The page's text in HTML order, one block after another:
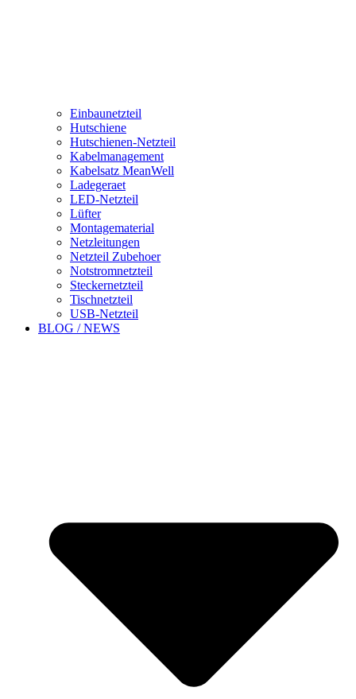
Einbaunetzteil
Hutschiene
Hutschienen-Netzteil
Kabelmanagement
Kabelsatz MeanWell
Ladegeraet
LED-Netzteil
Lüfter
Montagematerial
Netzleitungen
Netzteil Zubehoer
Notstromnetzteil
Steckernetzteil
Tischnetzteil
USB-Netzteil
BLOG / NEWS